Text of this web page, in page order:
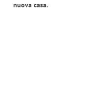
nuova casa.